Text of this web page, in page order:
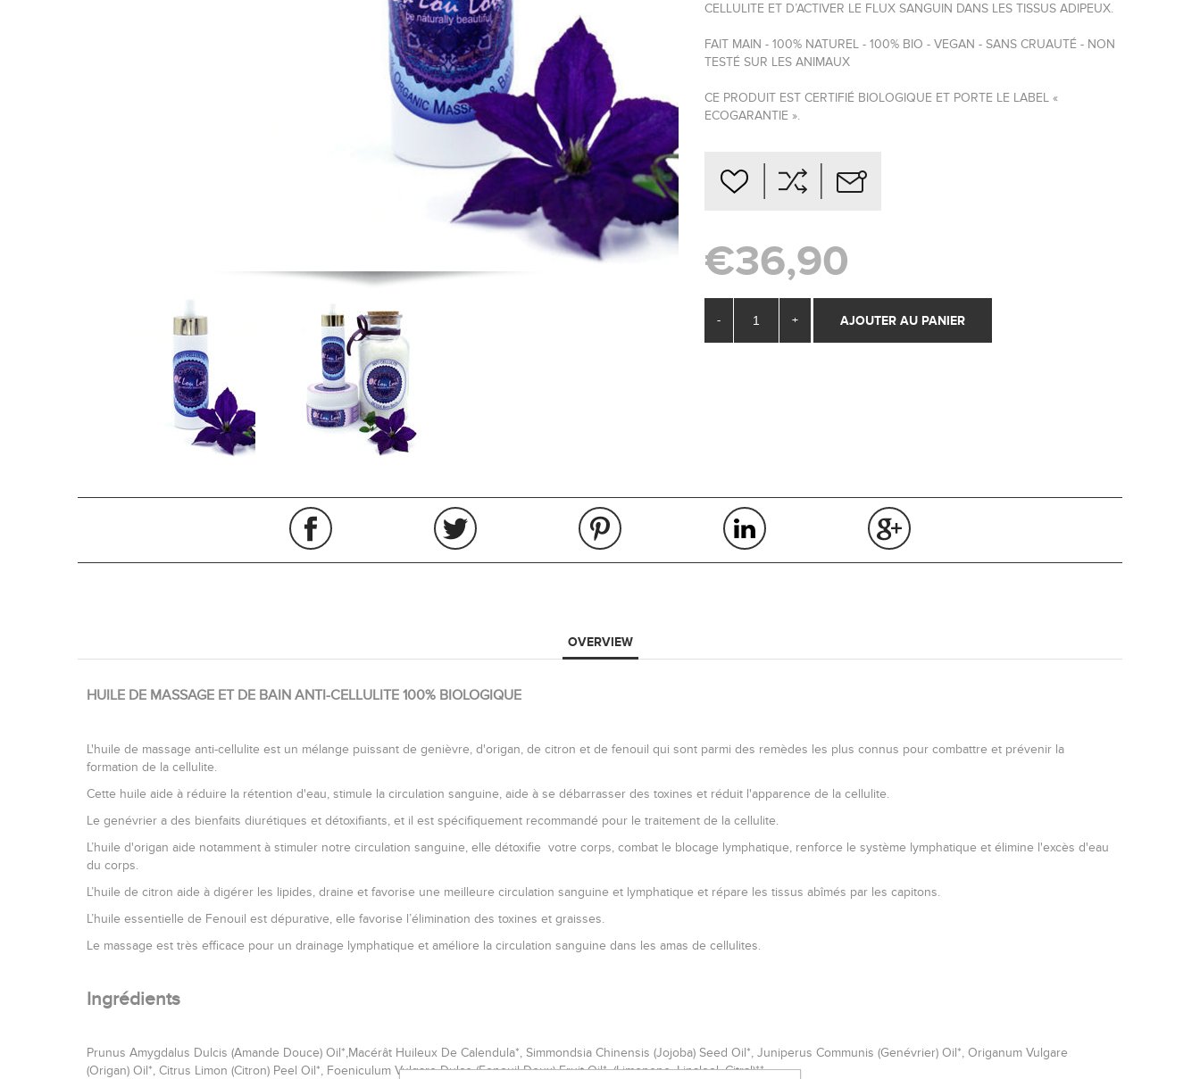
CELLULITE ET D’ACTIVER LE FLUX SANGUIN DANS LES TISSUS ADIPEUX.
FAIT MAIN - 100% NATUREL - 100% BIO - VEGAN - SANS CRUAUTÉ - NON
TESTÉ SUR LES ANIMAUX
CE PRODUIT EST CERTIFIÉ BIOLOGIQUE ET PORTE LE LABEL «
ECOGARANTIE ».
€36,90
- +
OVERVIEW
HUILE DE MASSAGE ET DE BAIN ANTI-CELLULITE 100% BIOLOGIQUE
L'huile de massage anti-cellulite est un mélange puissant de genièvre, d'origan, de citron et de fenouil qui sont parmi des remèdes les plus connus pour combattre et prévenir la
formation de la cellulite.
Cette huile aide à réduire la rétention d'eau, stimule la circulation sanguine, aide à se débarrasser des toxines et réduit l'apparence de la cellulite.
Le genévrier a des bienfaits diurétiques et détoxifiants, et il est spécifiquement recommandé pour le traitement de la cellulite.
L’huile d'origan aide notamment à stimuler notre circulation sanguine, elle détoxifie votre corps, combat le blocage lymphatique, renforce le système lymphatique et élimine l'excès d'eau
du corps.
L’huile de citron aide à digérer les lipides, draine et favorise une meilleure circulation sanguine et lymphatique et répare les tissus abîmés par les capitons.
L’huile essentielle de Fenouil est dépurative, elle favorise l’élimination des toxines et graisses.
Le massage est très efficace pour un drainage lymphatique et améliore la circulation sanguine dans les amas de cellulites.
Ingrédients
Prunus Amygdalus Dulcis (Amande Douce) Oil*,Macérât Huileux De Calendula*, Simmondsia Chinensis (Jojoba) Seed Oil*, Juniperus Communis (Genévrier) Oil*, Origanum Vulgare
(Origan) Oil*, Citrus Limon (Citron) Peel Oil*, Foeniculum Vulgare Dulce (Fenouil Doux) Fruit Oil*, (Limonene, Linalool, Citral)**.